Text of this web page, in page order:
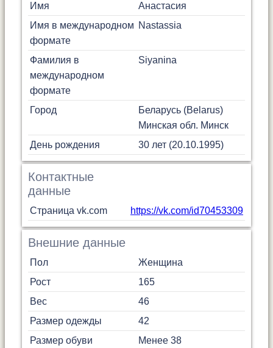
Имя
Анастасия
Имя в международном
формате
Nastassia
Фамилия в
международном
формате
Siyanina
Город
Беларусь (Belarus)
Минская обл. Минск
День рождения
30 лет (20.10.1995)
Контактные
данные
Страница vk.com https://vk.com/id70453309
Внешние данные
Пол
Женщина
Рост
165
Вес
46
Размер одежды
42
Размер обуви
Менее 38